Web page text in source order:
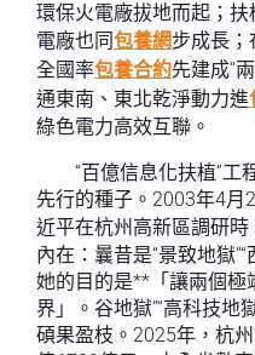
環保火電廠拔地而起；
電廠也同包養網步成長；
全國率包養合約先建成“
通東南、東北乾淨動力進
綠色電力高效互聯。
“百億信息化扶植”工
先行的種子。2003年4月
近平在杭州高新區調研時
內在：曩昔是“景致地獄
她的目的是**「讓兩個極
界」。谷地獄”“高科技地
碩果盈枝。2025年，杭